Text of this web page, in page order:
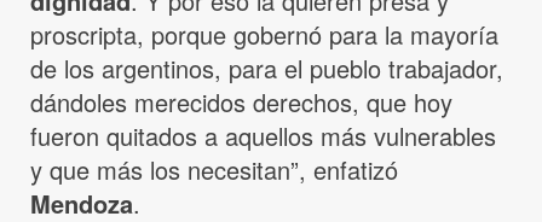
proscripta, porque gobernó para la mayoría
de los argentinos, para el pueblo trabajador,
dándoles merecidos derechos, que hoy
fueron quitados a aquellos más vulnerables
y que más los necesitan”, enfatizó
Mendoza.